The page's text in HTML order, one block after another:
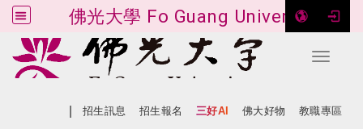
佛光大學 Fo Guang University
Toggle
跳到主要內容
招生訊息 招生報名 三好AI 佛大好物 教職專區